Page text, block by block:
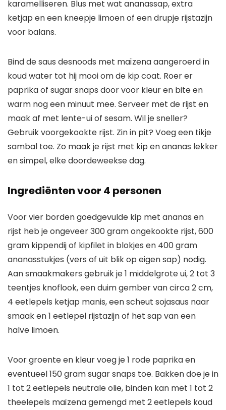
karamelliseren. Blus met wat ananassap, extra
ketjap en een kneepje limoen of een drupje rijstazijn
voor balans.
Bind de saus desnoods met maïzena aangeroerd in
koud water tot hij mooi om de kip coat. Roer er
paprika of sugar snaps door voor kleur en bite en
warm nog een minuut mee. Serveer met de rijst en
maak af met lente-ui of sesam. Wil je sneller?
Gebruik voorgekookte rijst. Zin in pit? Voeg een tikje
sambal toe. Zo maak je rijst met kip en ananas lekker
en simpel, elke doordeweekse dag.
Ingrediënten voor 4 personen
Voor vier borden goedgevulde kip met ananas en
rijst heb je ongeveer 300 gram ongekookte rijst, 600
gram kippendij of kipfilet in blokjes en 400 gram
ananasstukjes (vers of uit blik op eigen sap) nodig.
Aan smaakmakers gebruik je 1 middelgrote ui, 2 tot 3
teentjes knoflook, een duim gember van circa 2 cm,
4 eetlepels ketjap manis, een scheut sojasaus naar
smaak en 1 eetlepel rijstazijn of het sap van een
halve limoen.
Voor groente en kleur voeg je 1 rode paprika en
eventueel 150 gram sugar snaps toe. Bakken doe je in
1 tot 2 eetlepels neutrale olie, binden kan met 1 tot 2
theelepels maïzena gemengd met 2 eetlepels koud